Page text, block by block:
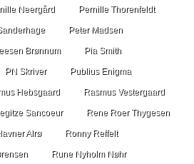
Neergård Pernille Thorenfeldt
Peter Madsen
Brønnum Pia Smith
PN Skriver Publius Enigma
Hebsgaard Rasmus Vestergaard
Sancoeur Rene Roer Thygesen
Alrø Ronny Reffelt
Rune Nyholm Nøhr